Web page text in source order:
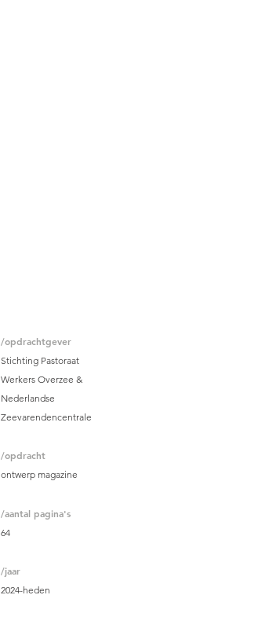
/opdrachtgever
Stichting Pastoraat
Werkers Overzee &
Nederlandse
Zeevarendencentrale
/opdracht
ontwerp magazine
/aantal pagina's
64
/jaar
2024-heden